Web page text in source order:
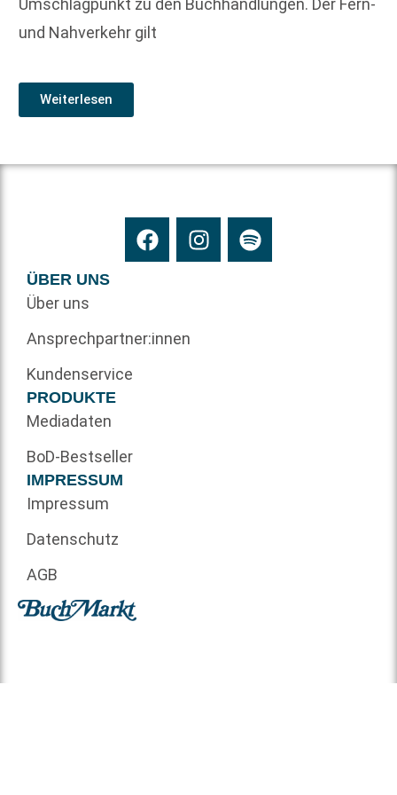
Umschlagpunkt zu den Buchhandlungen. Der Fern-
und Nahverkehr gilt
Weiterlesen
ÜBER UNS
Über uns
Ansprechpartner:innen
Kundenservice
PRODUKTE
Mediadaten
BoD-Bestseller
IMPRESSUM
Impressum
Datenschutz
AGB